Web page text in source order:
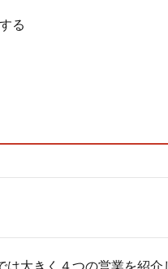
る
大きく４つの営業を紹介